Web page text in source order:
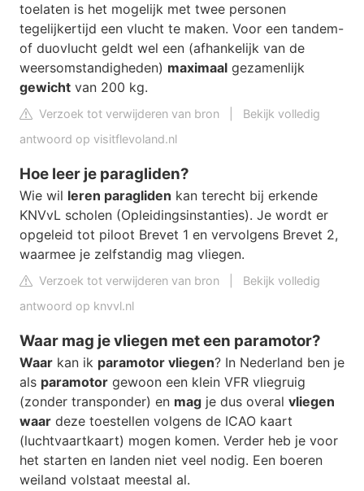
toelaten is het mogelijk met twee personen
tegelijkertijd een vlucht te maken. Voor een tandem-
of duovlucht geldt wel een (afhankelijk van de
weersomstandigheden) maximaal gezamenlijk
gewicht van 200 kg.
Verzoek tot verwijderen van bron
Bekijk volledig
antwoord op visitflevoland.nl
Hoe leer je paragliden?
Wie wil leren paragliden kan terecht bij erkende
KNVvL scholen (Opleidingsinstanties). Je wordt er
opgeleid tot piloot Brevet 1 en vervolgens Brevet 2,
waarmee je zelfstandig mag vliegen.
Verzoek tot verwijderen van bron
Bekijk volledig
antwoord op knvvl.nl
Waar mag je vliegen met een paramotor?
Waar kan ik paramotor vliegen? In Nederland ben je
als paramotor gewoon een klein VFR vliegruig
(zonder transponder) en mag je dus overal vliegen
waar deze toestellen volgens de ICAO kaart
(luchtvaartkaart) mogen komen. Verder heb je voor
het starten en landen niet veel nodig. Een boeren
weiland volstaat meestal al.